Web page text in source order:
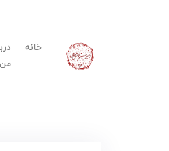
خانه
من